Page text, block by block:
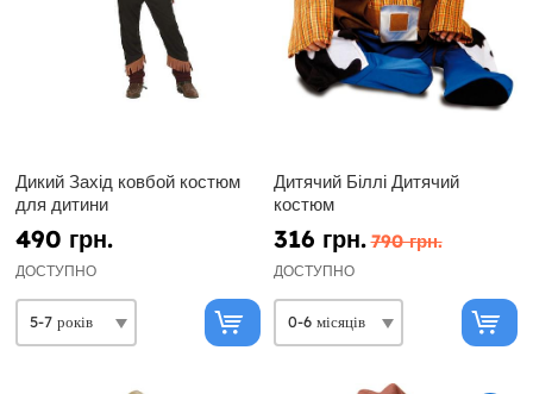
Дикий Захід ковбой костюм
для дитини
490 грн.
ДОСТУПНО
Дитячий Біллі Дитячий
костюм
316 грн. 790 грн.
ДОСТУПНО